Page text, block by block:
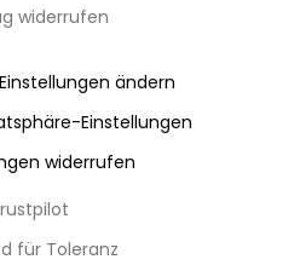
widerrufen
ändern
Einstellungen
widerrufen
für Toleranz